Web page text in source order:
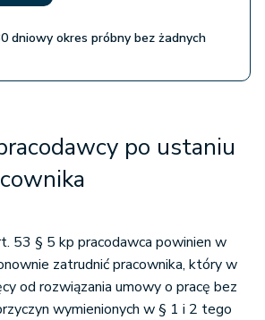
dniowy okres próbny bez żadnych
po ustaniu
53 § 5 kp pracodawca powinien w
zatrudnić pracownika, który w
od rozwiązania umowy o pracę bez
wymienionych w § 1 i 2 tego